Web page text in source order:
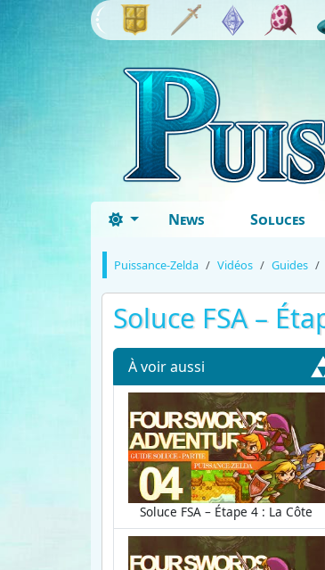
News Soluces
Puissance-Zelda Vidéos Guides
Soluce FSA –
À voir aussi
Soluce FSA – Étape 4 : La Côte